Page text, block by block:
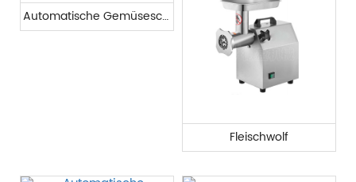
Automatische Gemüseschneidermaschine
Fleischwolf